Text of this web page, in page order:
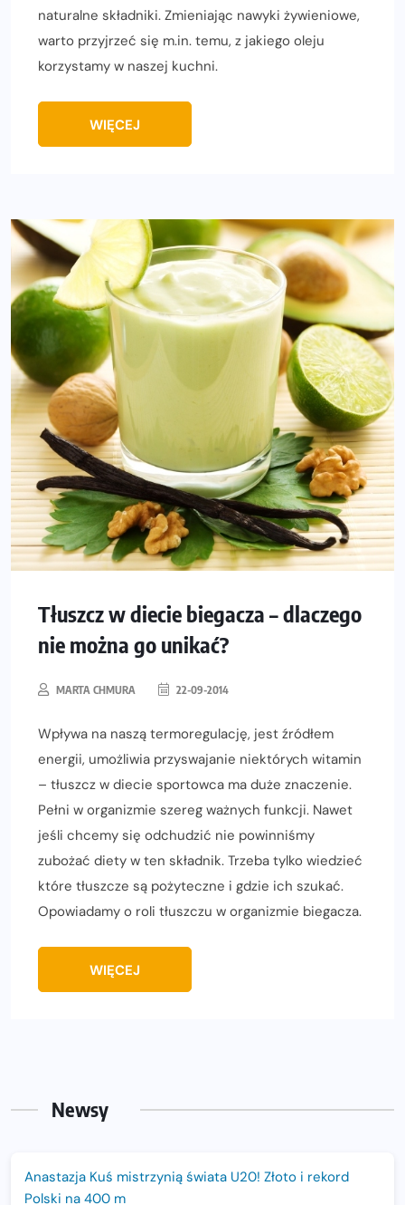
naturalne składniki. Zmieniając nawyki żywieniowe,
warto przyjrzeć się m.in. temu, z jakiego oleju
korzystamy w naszej kuchni.
WIĘCEJ
Tłuszcz w diecie biegacza – dlaczego
nie można go unikać?
MARTA CHMURA 22-09-2014
Wpływa na naszą termoregulację, jest źródłem
energii, umożliwia przyswajanie niektórych witamin
– tłuszcz w diecie sportowca ma duże znaczenie.
Pełni w organizmie szereg ważnych funkcji. Nawet
jeśli chcemy się odchudzić nie powinniśmy
zubożać diety w ten składnik. Trzeba tylko wiedzieć
które tłuszcze są pożyteczne i gdzie ich szukać.
Opowiadamy o roli tłuszczu w organizmie biegacza.
WIĘCEJ
Newsy
Anastazja Kuś mistrzynią świata U20! Złoto i rekord
Polski na 400 m